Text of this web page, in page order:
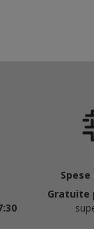
Gratuite